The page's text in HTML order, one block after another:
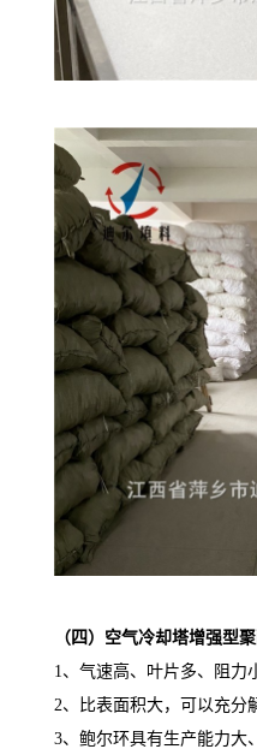
（四）空气冷却塔增强型
1、气速高、叶片多、阻力
2、比表面积大，可以充分
3、鲍尔环具有生产能力大